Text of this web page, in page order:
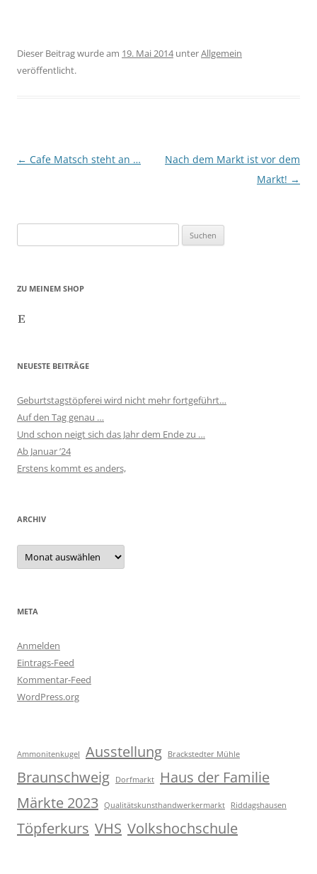
Dieser Beitrag wurde am 19. Mai 2014unterAllgemein
veröffentlicht.
Beitragsnavigation
← Cafe Matsch steht an …
Nach dem Markt ist vor dem
Markt! →
nach:
ZU MEINEM SHOP
Etsy
NEUESTE BEITRÄGE
Geburtstagstöpferei wird nicht mehr fortgeführt…
Auf den Tag genau …
Und schon neigt sich das Jahr dem Ende zu …
Ab Januar ’24
Erstens kommt es anders,
ARCHIV
Archiv
META
Anmelden
Eintrags-Feed
Kommentar-Feed
WordPress.org
Ammonitenkugel Ausstellung Brackstedter Mühle
Braunschweig Dorfmarkt
Haus der Familie
Märkte 2023 Qualitätskunsthandwerkermarkt Riddagshausen
Töpferkurs VHS Volkshochschule